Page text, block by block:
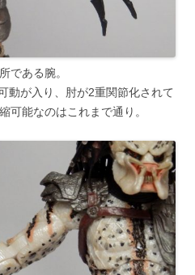
である腕。
動が入り、肘が2重関節化されて
可能なのはこれまで通り。